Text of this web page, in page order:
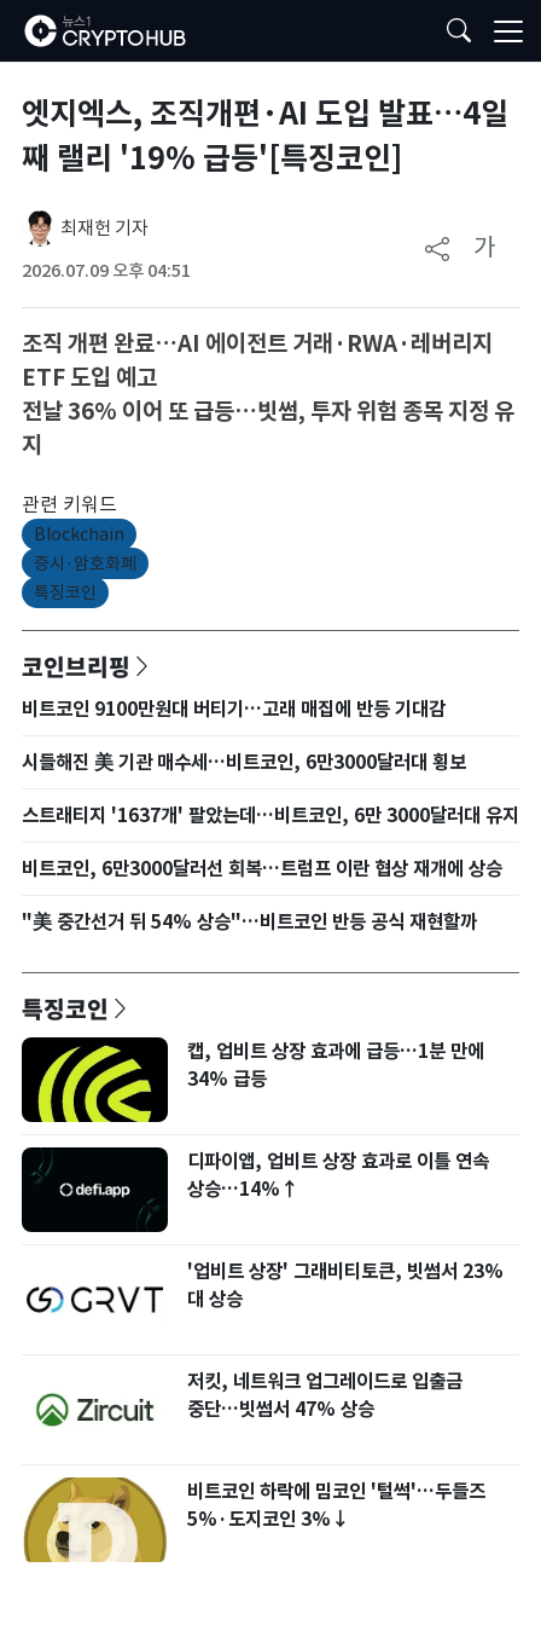
엣지엑스, 조직개편·AI 도입 발표…4일
째 랠리 '19% 급등'[특징코인]
최재헌 기자
2026.07.09 오후 04:51
가
조직 개편 완료…AI 에이전트 거래·RWA·레버리지
ETF 도입 예고
전날 36% 이어 또 급등…빗썸, 투자 위험 종목 지정 유
지
관련 키워드
Blockchain
증시·암호화폐
특징코인
코인브리핑
비트코인 9100만원대 버티기…고래 매집에 반등 기대감
시들해진 美 기관 매수세…비트코인, 6만3000달러대 횡보
스트래티지 '1637개' 팔았는데…비트코인, 6만 3000달러대 유지
비트코인, 6만3000달러선 회복…트럼프 이란 협상 재개에 상승
"美 중간선거 뒤 54% 상승"…비트코인 반등 공식 재현할까
특징코인
캡, 업비트 상장 효과에 급등…1분 만에
34% 급등
디파이앱, 업비트 상장 효과로 이틀 연속
상승…14%↑
'업비트 상장' 그래비티토큰, 빗썸서 23%
대 상승
저킷, 네트워크 업그레이드로 입출금
중단…빗썸서 47% 상승
비트코인 하락에 밈코인 '털썩'…두들즈
5%·도지코인 3%↓